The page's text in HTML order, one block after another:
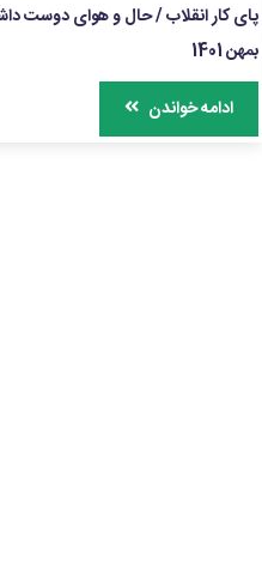
بمهن 1401
ادامه خواندن